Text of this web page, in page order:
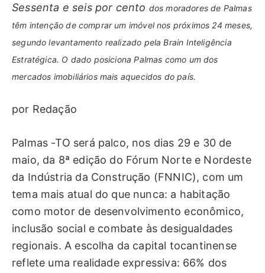
Sessenta e seis por cento dos moradores de Palmas
têm intenção de comprar um imóvel nos próximos 24 meses,
segundo levantamento realizado pela Brain Inteligência
Estratégica. O dado posiciona Palmas como um dos
mercados imobiliários mais aquecidos do país.
por Redação
Palmas -TO será palco, nos dias 29 e 30 de
maio, da 8ª edição do Fórum Norte e Nordeste
da Indústria da Construção (FNNIC), com um
tema mais atual do que nunca: a habitação
como motor de desenvolvimento econômico,
inclusão social e combate às desigualdades
regionais. A escolha da capital tocantinense
reflete uma realidade expressiva: 66% dos